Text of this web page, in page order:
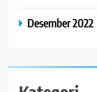
Desember 2022